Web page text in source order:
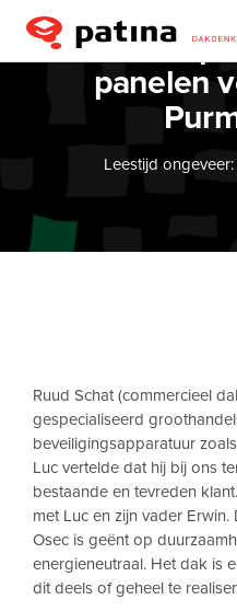
PV
panelen
Leestijd
Ruud Schat (commercieel
gespecialiseerd
beveiligingsapparatuur
Luc vertelde dat hij bij ons
bestaande en tevreden
met Luc en zijn vader
Osec is geënt op
energieneutraal. Het dak is
dit deels of geheel te